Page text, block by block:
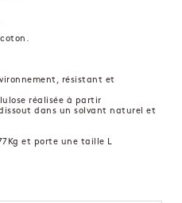
résistant et
réalisée à partir
dans un solvant naturel et
et porte une taille L